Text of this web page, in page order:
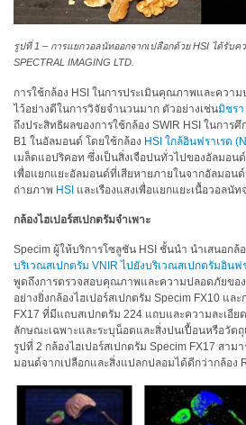
แสดง
ผล
สินค้า
เลิก
ผลิต
แล้ว
ทรัพยากร
โหลด
แค
ต
ตา
ล็อก
(ENG)
ดาวน์โหลด
ดาวน์โหลด
รูปที่ 1 – การแยกวอลนัทออกจากเปลือกด้วย HSI ได้รับค
SPECTRAL IMAGING LTD.
การใช้กล้อง HSI ในการประเมินคุณภาพและควา
ไว้อย่างดีในการวิจัยจำนวนมาก ตัวอย่างเช่นมิชร
ถึงประสิทธิผลของการใช้กล้อง SWIR HSI ในการ
B1 ในอัลมอนด์ โดยใช้กล้อง HSI ใกล้อินฟราเรด
เมล็ดแอปริคอท ซึ่งเป็นสิ่งเจือปนทั่วไปของอัลมอน
เพื่อแยกแยะอัลมอนด์ที่เสียหายภายในจากอัลมอน
ถ่ายภาพ HSI และเรืองแสงเพื่อแยกแยะเนื้อวอลนั
กล้องไฮเปอร์สเปกตรัมจำเพาะ
Specim ผู้ให้บริการโซลูชัน HSI ชั้นนำ นำเสนอก
บริเวณสเปกตรัม VNIR ไปยังบริเวณสเปกตรัมอิน
พูดถึงการตรวจสอบคุณภาพและความปลอดภัยขอ
อย่างยิ่งกล้องไฮเปอร์สเปกตรัม Specim FX10 แล
FX17 ที่มีแถบสเปกตรัม 224 แถบและความละเอีย
ลักษณะเฉพาะและระบุน็อตและสิ่งปนเปื้อนหรือวัต
รูปที่ 2 กล้องไฮเปอร์สเปกตรัม Specim FX17 สา
มอนด์จากเปลือกและสิ่งแปลกปลอมได้ดีกว่ากล้อง